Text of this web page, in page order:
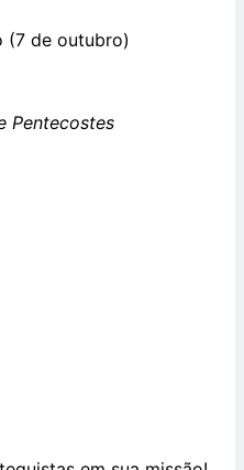
(7 de outubro)
Pentecostes